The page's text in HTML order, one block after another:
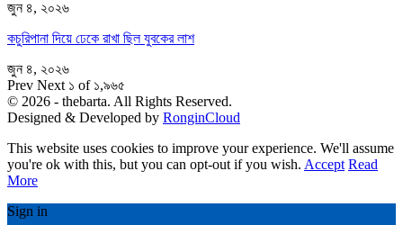
জুন ৪, ২০২৬
কচুরিপানা দিয়ে ঢেকে রাখা ছিল যুবকের লাশ
জুন ৪, ২০২৬
Prev Next ১ of ১,৯৬৫
© 2026 - thebarta. All Rights Reserved.
Designed & Developed by RonginCloud
This website uses cookies to improve your experience. We'll assume
you're ok with this, but you can opt-out if you wish. Accept Read
More
Sign in